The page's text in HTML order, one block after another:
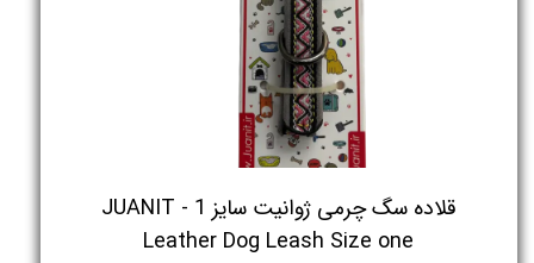
قلاده سگ چرمی ژوانیت سایز 1 - JUANIT
Leather Dog Leash Size one